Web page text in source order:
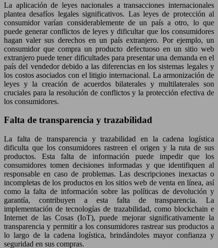
La aplicación de leyes nacionales a transacciones internacionales
plantea desafíos legales significativos. Las leyes de protección al
consumidor varían considerablemente de un país a otro, lo que
puede generar conflictos de leyes y dificultar que los consumidores
hagan valer sus derechos en un país extranjero. Por ejemplo, un
consumidor que compra un producto defectuoso en un sitio web
extranjero puede tener dificultades para presentar una demanda en el
país del vendedor debido a las diferencias en los sistemas legales y
los costos asociados con el litigio internacional. La armonización de
leyes y la creación de acuerdos bilaterales y multilaterales son
cruciales para la resolución de conflictos y la protección efectiva de
los consumidores.
Falta de transparencia y trazabilidad
La falta de transparencia y trazabilidad en la cadena logística
dificulta que los consumidores rastreen el origen y la ruta de sus
productos. Esta falta de información puede impedir que los
consumidores tomen decisiones informadas y que identifiquen al
responsable en caso de problemas. Las descripciones inexactas o
incompletas de los productos en los sitios web de venta en línea, así
como la falta de información sobre las políticas de devolución y
garantía, contribuyen a esta falta de transparencia. La
implementación de tecnologías de trazabilidad, como blockchain e
Internet de las Cosas (IoT), puede mejorar significativamente la
transparencia y permitir a los consumidores rastrear sus productos a
lo largo de la cadena logística, brindándoles mayor confianza y
seguridad en sus compras.